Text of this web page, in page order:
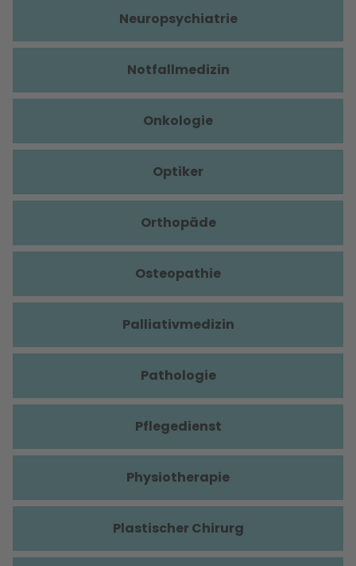
Neuropsychiatrie
Notfallmedizin
Onkologie
Optiker
Orthopäde
Osteopathie
Palliativmedizin
Pathologie
Pflegedienst
Physiotherapie
Plastischer Chirurg